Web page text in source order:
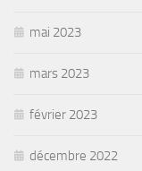
mai 2023
mars 2023
février 2023
décembre 2022